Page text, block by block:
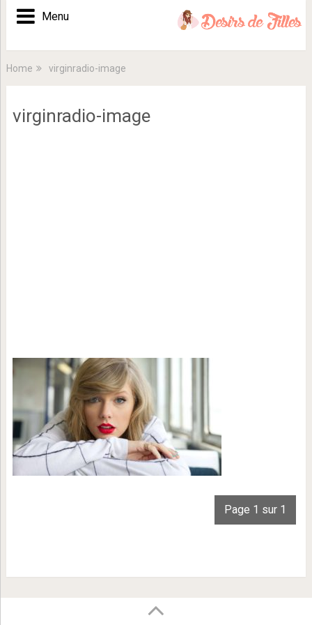
Menu
Home virginradio-image
virginradio-image
Page 1 sur 1